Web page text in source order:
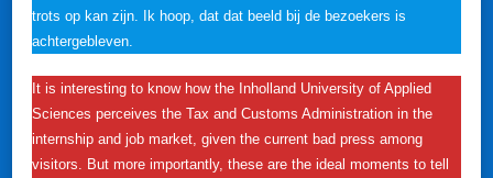
trots op kan zijn. Ik hoop, dat dat beeld bij de bezoekers is
achtergebleven.
It is interesting to know how the Inholland University of Applied
Sciences perceives the Tax and Customs Administration in the
internship and job market, given the current bad press among
visitors. But more importantly, these are the ideal moments to tell